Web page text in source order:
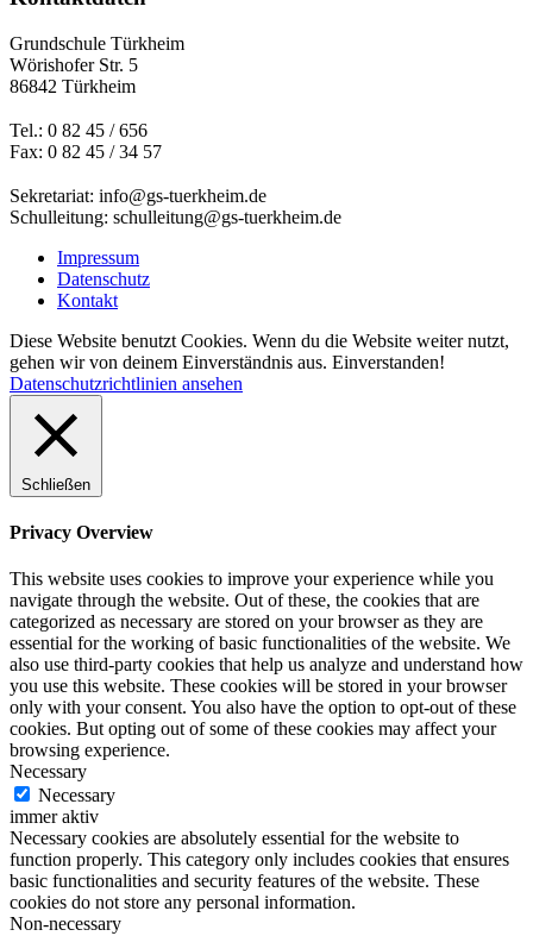
Grundschule Türkheim
Wörishofer Str. 5
86842 Türkheim
Tel.: 0 82 45 / 656
Fax: 0 82 45 / 34 57
Sekretariat: info@gs-tuerkheim.de
Schulleitung: schulleitung@gs-tuerkheim.de
Impressum
Datenschutz
Kontakt
Diese Website benutzt Cookies. Wenn du die Website weiter nutzt,
gehen wir von deinem Einverständnis aus. Einverstanden!
Datenschutzrichtlinien ansehen
Schließen
Privacy Overview
This website uses cookies to improve your experience while you
navigate through the website. Out of these, the cookies that are
categorized as necessary are stored on your browser as they are
essential for the working of basic functionalities of the website. We
also use third-party cookies that help us analyze and understand how
you use this website. These cookies will be stored in your browser
only with your consent. You also have the option to opt-out of these
cookies. But opting out of some of these cookies may affect your
browsing experience.
Necessary
Necessary
immer aktiv
Necessary cookies are absolutely essential for the website to
function properly. This category only includes cookies that ensures
basic functionalities and security features of the website. These
cookies do not store any personal information.
Non-necessary